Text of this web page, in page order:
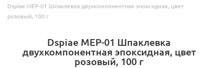
Dspiae MEP-01 Шпаклевка двухкомпонентная эпоксидная, цвет
розовый, 100 г
Dspiae MEP-01 Шпаклевка
двухкомпонентная эпоксидная, цвет
розовый, 100 г